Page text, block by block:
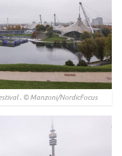
. © Manzoni/NordicFocus